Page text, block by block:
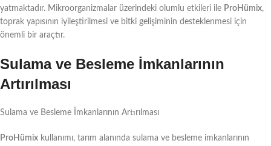
yatmaktadır. Mikroorganizmalar üzerindeki olumlu etkileri ile ProHümix,
toprak yapısının iyileştirilmesi ve bitki gelişiminin desteklenmesi için
önemli bir araçtır.
Sulama ve Besleme İmkanlarının
Artırılması
Sulama ve Besleme İmkanlarının Artırılması
ProHümix kullanımı, tarım alanında sulama ve besleme imkanlarının